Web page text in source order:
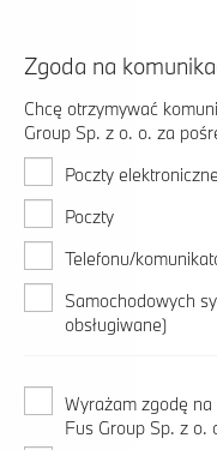
Zgoda na
Chcę otrzymywać
Group Sp. z o. o. za
Poczty
Poczty
Telefonu/
Samochodowych
obsługiwane)
Wyrażam zgodę
Fus Group Sp. z o.